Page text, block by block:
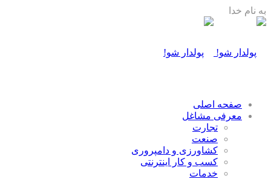
به نام خدا
صفحه اصلی
معرفی مشاغل
تجارت
صنعت
كشاورزی و دامپروری
كسب و كار اينترنتی
خدمات